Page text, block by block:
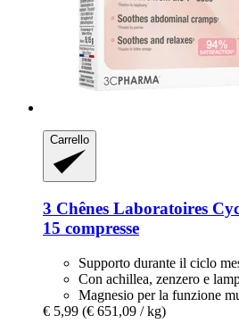
Carrello
3 Chênes Laboratoires
15 compresse
Supporto durante il ciclo
Con achillea, zenzero e
Magnesio per la funzione
€ 5,99 (€ 651,09 / kg)